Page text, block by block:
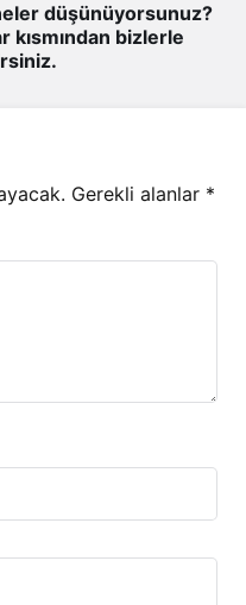
düşünüyorsunuz?
bizlerle
Gerekli alanlar *